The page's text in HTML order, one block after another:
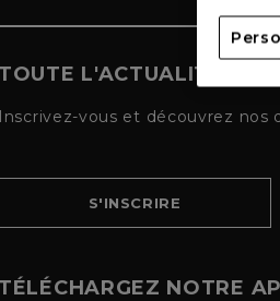
TOUTE L'ACTUALITÉ
Inscrivez-vous et découvrez
S'INSCRIRE
TÉLÉCHARGEZ NOTRE